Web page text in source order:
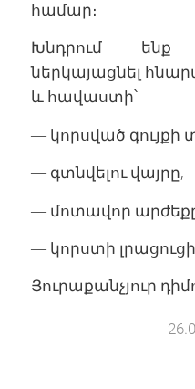
համար։
Խնդրում ենք
ներկայացնել
և հավաստի՝
— կորսված գույքի
— գտնվելու վայրը,
— մոտավոր
— կորստի
Յուրաքանչյուր